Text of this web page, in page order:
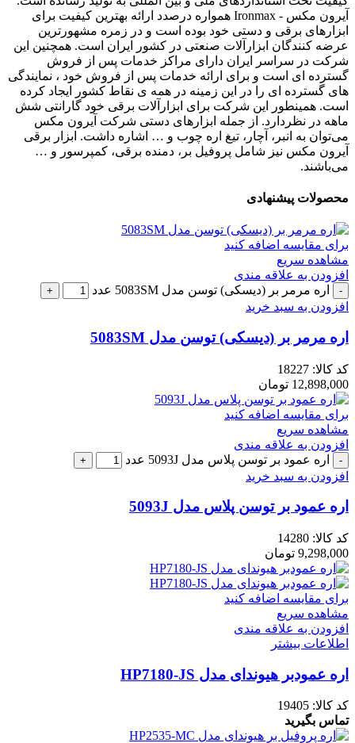
آیرون مکس - Ironmax همواره درصدد ارائه بهترین کیفیت برای
ابزارهای برقی و دستی خود بوده است و در زمره مشهورترین
عرضه کنندگان ابزارآلات صنعتی در کشور ایران است. همچنین این
شرکت در سراسر ایران دارای مراکز خدمات پس از فروش
گسترده ای است و برای ارائه خدمات پس از فروش خود ، نمایندگی
های گسترده ای را در این زمینه در همه ی نقاط کشور ایجاد کرده
است. همینطور این شرکت برای ابزارآلات برقی خود گارانتی شش
ماهه در نظردارد. از جمله ابزارهای دستی شرکت آیرون مکس
می‌توان به انبر، آچار، تیغ اره چوب و … اشاره داشت. ابزار برقی
آیرون مکس نیز شامل پروفیل بر، دمنده برقی، کمپرسور و …
می‌باشند.
محصولات پیشنهادی
برای مقایسه اضافه کنید
مشاهده سریع
افزودن به علاقه مندی
اره مرمر بر (دیسکی) توسن مدل 5083SM عدد
افزودن به سبد خرید
اره مرمر بر (دیسکی) توسن مدل 5083SM
کد کالا: 18227
12,898,000 تومان
برای مقایسه اضافه کنید
مشاهده سریع
افزودن به علاقه مندی
اره عمود بر توسن پلاس مدل 5093J عدد
افزودن به سبد خرید
اره عمود بر توسن پلاس مدل 5093J
کد کالا: 14280
9,298,000 تومان
برای مقایسه اضافه کنید
مشاهده سریع
افزودن به علاقه مندی
اطلاعات بیشتر
اره عمودبر هیوندای مدل HP7180-JS
کد کالا: 19405
تماس بگیرید